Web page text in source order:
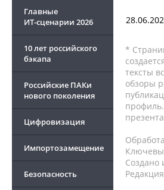
Главные
ИТ-сценарии 2026
10 лет российского
бэкапа
Российские ПАКи
нового поколения
Цифровизация
Импортозамещение
Безопасность
*
тексты
обзоры
Создано